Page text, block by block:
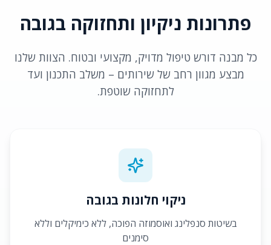
פתרונות ניקיון ותחזוקה בגובה
כל מבנה דורש טיפול מדויק, מקצועי ובטוח. הצוות שלנו
מבצע מגוון רחב של שירותים – משלב התכנון ועד
לתחזוקה שוטפת.
ניקוי חלונות בגובה
בשיטות סנפלינג ואוסמוזה הפוכה, ללא כימיקלים וללא
סימנים